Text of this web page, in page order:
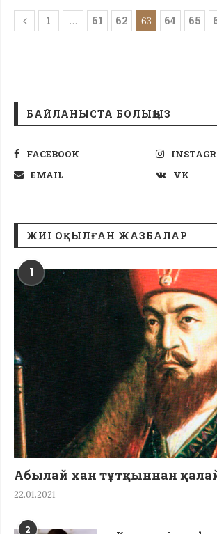
1 … 61 62 63 64 65
БАЙЛАНЫСТА БОЛЫҢЫЗ
FACEBOOK
EMAIL
VK
ЖИІ ОҚЫЛҒАН ЖАЗБАЛАР
1
Абылай хан тұтқыннан
22.01.2021
2